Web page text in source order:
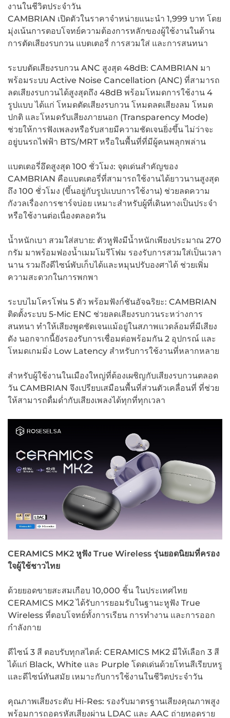
งานในชีวิตประจำวัน
CAMBRIAN เปิดตัวในราคาจำหน่ายแนะนำ 1,999 บาท โดย
มุ่งเน้นการตอบโจทย์ความต้องการหลักของผู้ใช้งานในด้าน
การตัดเสียงรบกวน แบตเตอรี่ การสวมใส่ และการสนทนา
ระบบตัดเสียงรบกวน ANC สูงสุด 48dB: CAMBRIAN มา
พร้อมระบบ Active Noise Cancellation (ANC) ที่สามารถ
ลดเสียงรบกวนได้สูงสุดถึง 48dB พร้อมโหมดการใช้งาน 4
รูปแบบ ได้แก่ โหมดตัดเสียงรบกวน โหมดลดเสียงลม โหมด
ปกติ และโหมดรับเสียงภายนอก (Transparency Mode)
ช่วยให้การฟังเพลงหรือรับสายมีความชัดเจนยิ่งขึ้น ไม่ว่าจะ
อยู่บนรถไฟฟ้า BTS/MRT หรือในพื้นที่ที่มีผู้คนพลุกพล่าน
แบตเตอรี่อึดสูงสุด 100 ชั่วโมง: จุดเด่นสำคัญของ
CAMBRIAN คือแบตเตอรี่ที่สามารถใช้งานได้ยาวนานสูงสุด
ถึง 100 ชั่วโมง (ขึ้นอยู่กับรูปแบบการใช้งาน) ช่วยลดความ
กังวลเรื่องการชาร์จบ่อย เหมาะสำหรับผู้ที่เดินทางเป็นประจำ
หรือใช้งานต่อเนื่องตลอดวัน
น้ำหนักเบา สวมใส่สบาย: ตัวหูฟังมีน้ำหนักเพียงประมาณ 270
กรัม มาพร้อมฟองน้ำเมมโมรีโฟม รองรับการสวมใส่เป็นเวลา
นาน รวมถึงดีไซน์พับเก็บได้และหมุนปรับองศาได้ ช่วยเพิ่ม
ความสะดวกในการพกพา
ระบบไมโครโฟน 5 ตัว พร้อมฟังก์ชันอัจฉริยะ: CAMBRIAN
ติดตั้งระบบ 5-Mic ENC ช่วยลดเสียงรบกวนระหว่างการ
สนทนา ทำให้เสียงพูดชัดเจนแม้อยู่ในสภาพแวดล้อมที่มีเสียง
ดัง นอกจากนี้ยังรองรับการเชื่อมต่อพร้อมกัน 2 อุปกรณ์ และ
โหมดเกมมิ่ง Low Latency สำหรับการใช้งานที่หลากหลาย
สำหรับผู้ใช้งานในเมืองใหญ่ที่ต้องเผชิญกับเสียงรบกวนตลอด
วัน CAMBRIAN จึงเปรียบเสมือนพื้นที่ส่วนตัวเคลื่อนที่ ที่ช่วย
ให้สามารถดื่มด่ำกับเสียงเพลงได้ทุกที่ทุกเวลา
CERAMICS MK2 หูฟัง True Wireless รุ่นยอดนิยมที่ครอง
ใจผู้ใช้ชาวไทย
ด้วยยอดขายสะสมเกือบ 10,000 ชิ้น ในประเทศไทย
CERAMICS MK2 ได้รับการยอมรับในฐานะหูฟัง True
Wireless ที่ตอบโจทย์ทั้งการเรียน การทำงาน และการออก
กำลังกาย
ดีไซน์ 3 สี ตอบรับทุกสไตล์: CERAMICS MK2 มีให้เลือก 3 สี
ได้แก่ Black, White และ Purple โดดเด่นด้วยโทนสีเรียบหรู
และดีไซน์ทันสมัย เหมาะกับการใช้งานในชีวิตประจำวัน
คุณภาพเสียงระดับ Hi-Res: รองรับมาตรฐานเสียงคุณภาพสูง
พร้อมการถอดรหัสเสียงผ่าน LDAC และ AAC ถ่ายทอดราย